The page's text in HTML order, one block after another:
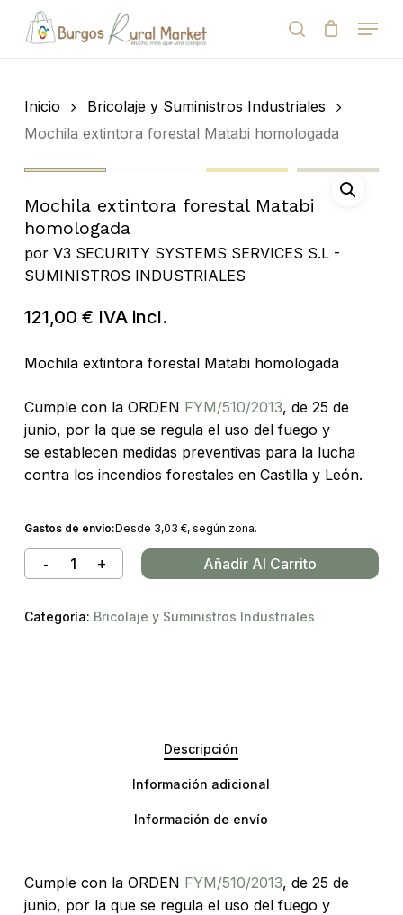
de
search
Menu
Cart
Inicio
Bricolaje y Suministros Industriales
Mochila extintora forestal Matabi homologada
Mochila extintora forestal Matabi
homologada
por V3 SECURITY SYSTEMS SERVICES S.L -
SUMINISTROS INDUSTRIALES
121,00 € IVA incl.
Mochila extintora forestal Matabi homologada
Cumple con la ORDEN FYM/510/2013, de 25 de
junio, por la que se regula el uso del fuego y
se establecen medidas preventivas para la lucha
contra los incendios forestales en Castilla y León.
Gastos de envío:Desde 3,03 €, según zona.
Añadir Al Carrito
Categoría: Bricolaje y Suministros Industriales
Descripción
Información adicional
Información de envío
Cumple con la ORDEN FYM/510/2013, de 25 de
junio, por la que se regula el uso del fuego y